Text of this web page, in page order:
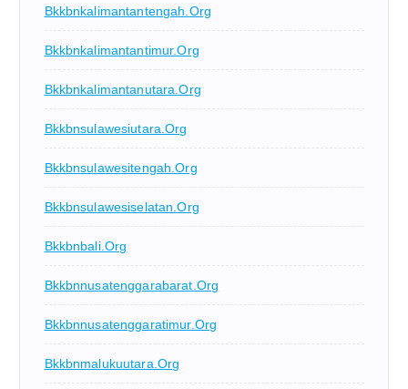
Bkkbnkalimantantengah.org
Bkkbnkalimantantimur.org
Bkkbnkalimantanutara.org
Bkkbnsulawesiutara.org
Bkkbnsulawesitengah.org
Bkkbnsulawesiselatan.org
Bkkbnbali.org
Bkkbnnusatenggarabarat.org
Bkkbnnusatenggaratimur.org
Bkkbnmalukuutara.org